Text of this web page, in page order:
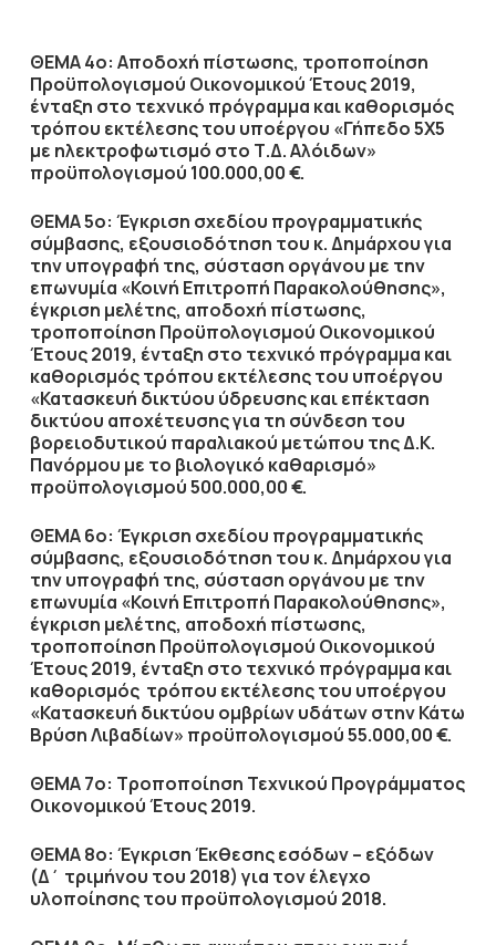
ΘΕΜΑ 4ο: Αποδοχή πίστωσης, τροποποίηση
Προϋπολογισμού Οικονομικού Έτους 2019,
ένταξη στο τεχνικό πρόγραμμα και καθορισμός
τρόπου εκτέλεσης του υποέργου «Γήπεδο 5Χ5
με ηλεκτροφωτισμό στο Τ.Δ. Αλόιδων»
προϋπολογισμού 100.000,00 €.
ΘΕΜΑ 5ο: Έγκριση σχεδίου προγραμματικής
σύμβασης, εξουσιοδότηση του κ. Δημάρχου για
την υπογραφή της, σύσταση οργάνου με την
επωνυμία «Κοινή Επιτροπή Παρακολούθησης»,
έγκριση μελέτης, αποδοχή πίστωσης,
τροποποίηση Προϋπολογισμού Οικονομικού
Έτους 2019, ένταξη στο τεχνικό πρόγραμμα και
καθορισμός τρόπου εκτέλεσης του υποέργου
«Κατασκευή δικτύου ύδρευσης και επέκταση
δικτύου αποχέτευσης για τη σύνδεση του
βορειοδυτικού παραλιακού μετώπου της Δ.Κ.
Πανόρμου με το βιολογικό καθαρισμό»
προϋπολογισμού 500.000,00 €.
ΘΕΜΑ 6ο: Έγκριση σχεδίου προγραμματικής
σύμβασης, εξουσιοδότηση του κ. Δημάρχου για
την υπογραφή της, σύσταση οργάνου με την
επωνυμία «Κοινή Επιτροπή Παρακολούθησης»,
έγκριση μελέτης, αποδοχή πίστωσης,
τροποποίηση Προϋπολογισμού Οικονομικού
Έτους 2019, ένταξη στο τεχνικό πρόγραμμα και
καθορισμός τρόπου εκτέλεσης του υποέργου
«Κατασκευή δικτύου ομβρίων υδάτων στην Κάτω
Βρύση Λιβαδίων» προϋπολογισμού 55.000,00 €.
ΘΕΜΑ 7ο: Τροποποίηση Τεχνικού Προγράμματος
Οικονομικού Έτους 2019.
ΘΕΜΑ 8ο: Έγκριση Έκθεσης εσόδων – εξόδων
(Δ΄ τριμήνου του 2018) για τον έλεγχο
υλοποίησης του προϋπολογισμού 2018.